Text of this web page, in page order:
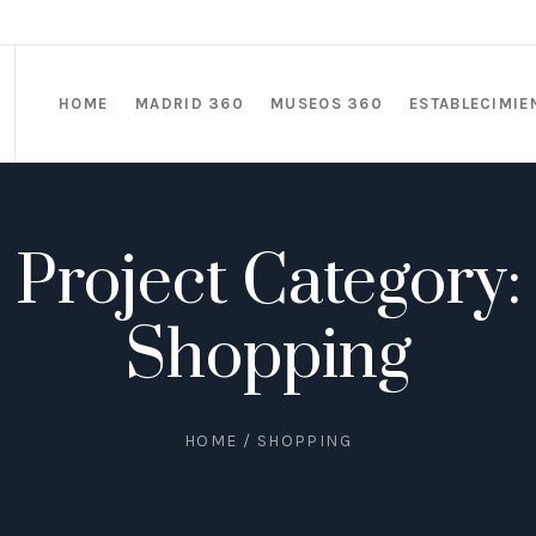
HOME MADRID 360 MUSEOS 360
Project Category:
Shopping
HOME / SHOPPING